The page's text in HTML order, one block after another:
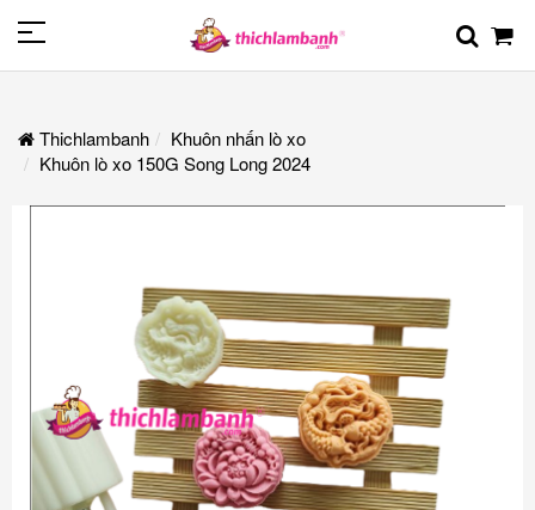
Thichlambanh
Khuôn nhấn lò xo
Khuôn lò xo 150G Song Long 2024